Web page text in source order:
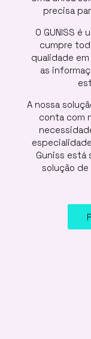
precisa
O GUNISS
cumpre
qualidade
as
A nossa
conta com
Guniss está
solução de